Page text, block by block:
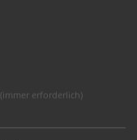
(immer erforderlich)